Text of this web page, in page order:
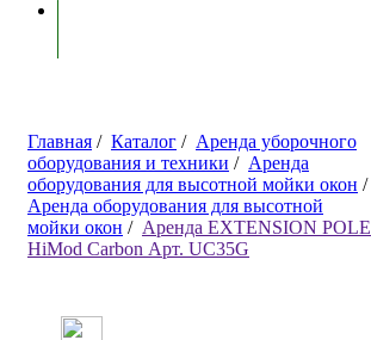
Главная / Каталог / Аренда уборочного
оборудования и техники / Аренда
оборудования для высотной мойки окон /
Аренда оборудования для высотной
мойки окон / Аренда EXTENSION POLE
HiMod Carbon Арт. UC35G